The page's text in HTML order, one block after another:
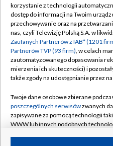
Abonament TVP
Emisja w TVP
Centrum informacji TVP
Naziemna Telewizja
Rada Programowa
System NOS
Informacje o nadawcy
Polityka
korzystanie z technologii
dostęp do informacji na Twoim
przechowywanie oraz na
nas, czyli Telewizję Polską S.A. w
Zaufanych Partnerów z IAB* (1201
Partnerów TVP (93 firm), w celach
zautomatyzowanego dopasowania
mierzenia ich skuteczności) i
także zgody na udostępnianie przez
Twoje dane osobowe zbierane
poszczególnych serwisówzwanych
zapisywane za pomocą technologii
WWW lub innych podobnych